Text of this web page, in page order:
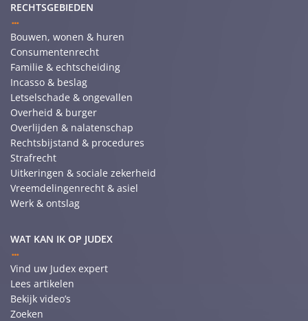
RECHTSGEBIEDEN
Bouwen, wonen & huren
Consumentenrecht
Familie & echtscheiding
Incasso & beslag
Letselschade & ongevallen
Overheid & burger
Overlijden & nalatenschap
Rechtsbijstand & procedures
Strafrecht
Uitkeringen & sociale zekerheid
Vreemdelingenrecht & asiel
Werk & ontslag
WAT KAN IK OP JUDEX
Vind uw Judex expert
Lees artikelen
Bekijk video’s
Zoeken